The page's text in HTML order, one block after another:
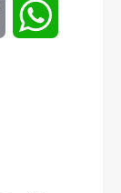
Email